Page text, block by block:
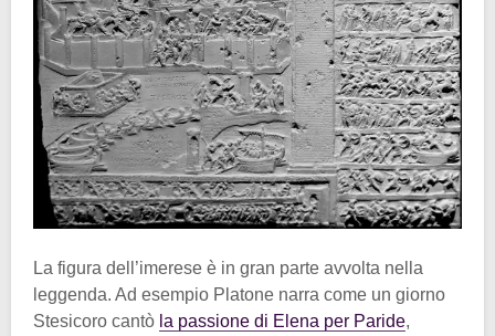
La figura dell’imerese è in gran parte avvolta nella
leggenda. Ad esempio Platone narra come un giorno
Stesicoro cantò la passione di Elena per Paride,